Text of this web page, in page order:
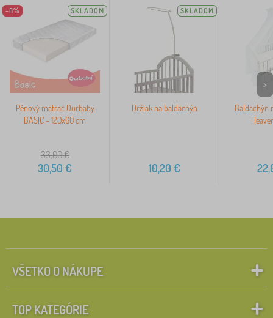
-8% SKLADOM
Pěnový matrac Ourbaby
BASIC - 120x60 cm
33,00€
30,50 €
SKLADOM
Držiak na baldachýn
10,20 €
Baldachýn
>
VŠETKO O NÁKUPE
TOP KATEGÓRIE